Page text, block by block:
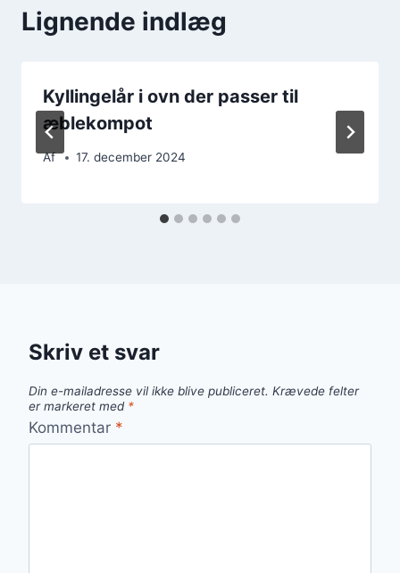
Lignende indlæg
Kyllingelår i ovn der passer til
æblekompot
Af 17. december 2024
Skriv et svar
Din e-mailadresse vil ikke blive publiceret. Krævede felter
er markeret med *
Kommentar *